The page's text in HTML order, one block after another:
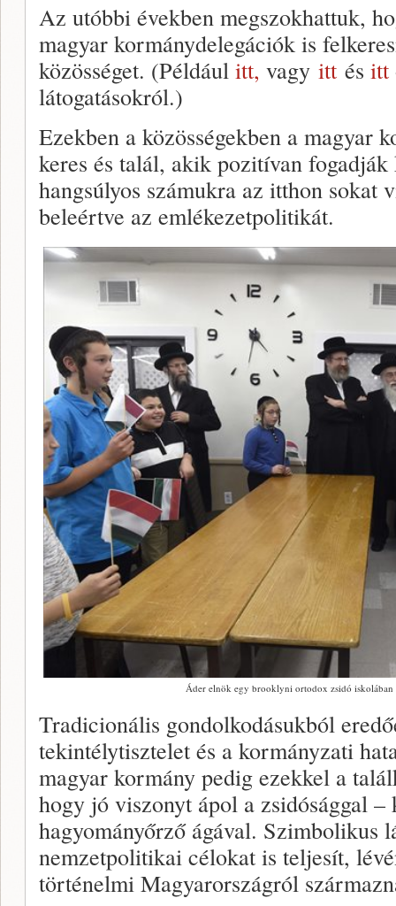
Az utóbbi években megszokhattuk,
magyar kormánydelegációk is
közösséget. (Például itt, vagy itt és itt
látogatásokról.)
Ezekben a közösségekben a magyar
keres és talál, akik pozitívan fogadják
hangsúlyos számukra az itthon
beleértve az emlékezetpolitikát.
Áder elnök egy brooklyni ortodox zsidó
Tradicionális gondolkodásukból
tekintélytisztelet és a kormányzati
magyar kormány pedig ezekkel a
hogy jó viszonyt ápol a zsidósággal –
hagyományőrző ágával. Szimbolikus
nemzetpolitikai célokat is teljesít,
történelmi Magyarországról